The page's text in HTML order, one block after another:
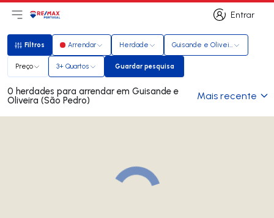
Entrar
Entrar
Abri menu principal
LogoIr para página inicial
Filtros
Filtros Arrendar Herdade Guisande e Oliveira (São Pedro)
Preço 3+ Quartos Guardar pesquisa
Guardar pesquisa
0 herdades para arrendar em Guisande e
Oliveira (São Pedro) Mais recente